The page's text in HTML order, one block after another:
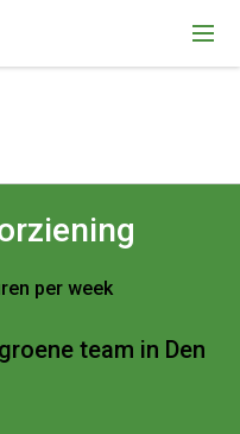
"Organization", "name":
"logo": "" }
per week
team in Den